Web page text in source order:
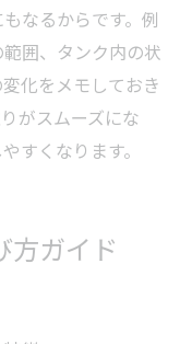
なるからです。例
囲、タンク内の状
化をメモしておき
がスムーズにな
すくなります。
方ガイド